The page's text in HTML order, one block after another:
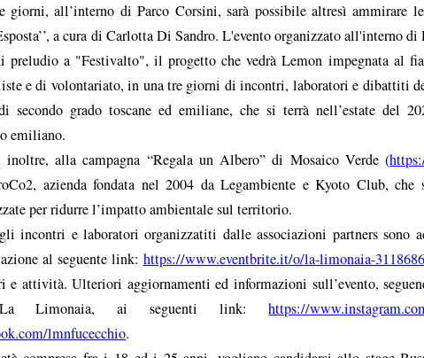
giorni, all’interno di Parco Corsini, sarà possibile altresì ammirare
a cura di Carlotta Di Sandro. L'evento organizzato all'interno
preludio a "Festivalto", il progetto che vedrà Lemon impegnata al
e di volontariato, in una tre giorni di incontri, laboratori e dibattiti
secondo grado toscane ed emiliane, che si terrà nell’estate del
emiliano.
inoltre, alla campagna “Regala un Albero” di Mosaico Verde (
azienda fondata nel 2004 da Legambiente e Kyoto Club,
per ridurre l’impatto ambientale sul territorio.
incontri e laboratori organizzatiti dalle associazioni partners sono
al seguente link: https://www.eventbrite.it/o/la-limonaia-
e attività. Ulteriori aggiornamenti ed informazioni sull’evento,
La Limonaia, ai seguenti link:https://
lmnfucecchio.